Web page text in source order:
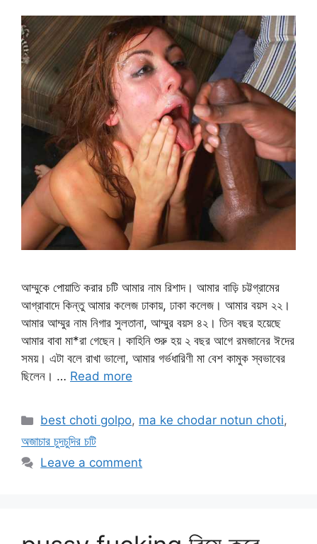
আম্মুকে পোয়াতি করার চটি আমার নাম রিশাদ। আমার বাড়ি চট্টগ্রামের
আগ্রাবাদে কিন্তু আমার কলেজ ঢাকায়, ঢাকা কলেজ। আমার বয়স ২২।
আমার আম্মুর নাম নিগার সুলতানা, আম্মুর বয়স ৪২। তিন বছর হয়েছে
আমার বাবা মা*রা গেছেন। কাহিনি শুরু হয় ২ বছর আগে রমজানের ঈদের
সময়। এটা বলে রাখা ভালো, আমার গর্ভধারিণী মা বেশ কামুক স্বভাবের
ছিলেন। … Read more
Categories
best choti golpo, ma ke chodar notun choti,
অজাচার চুদচুদির চটি
Leave a comment